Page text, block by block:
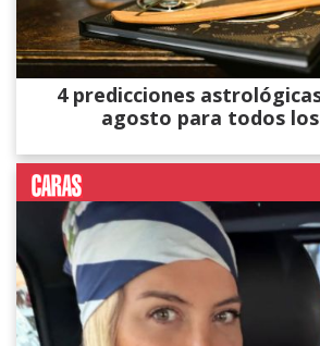
4 predicciones
agosto para todos